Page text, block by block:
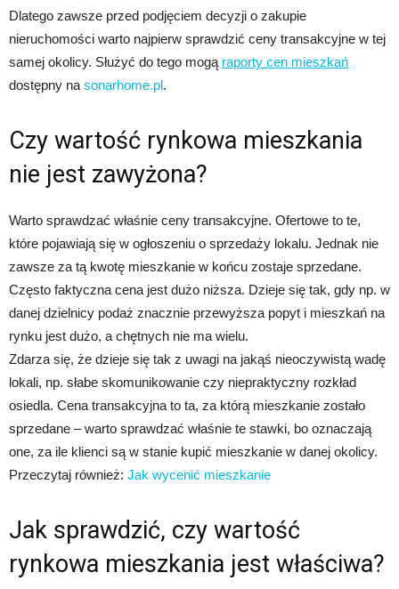
Dlatego zawsze przed podjęciem decyzji o zakupie
nieruchomości warto najpierw sprawdzić ceny transakcyjne w tej
samej okolicy. Służyć do tego mogą raporty cen mieszkań
dostępny na sonarhome.pl.
Czy wartość rynkowa mieszkania
nie jest zawyżona?
Warto sprawdzać właśnie ceny transakcyjne. Ofertowe to te,
które pojawiają się w ogłoszeniu o sprzedaży lokalu. Jednak nie
zawsze za tą kwotę mieszkanie w końcu zostaje sprzedane.
Często faktyczna cena jest dużo niższa. Dzieje się tak, gdy np. w
danej dzielnicy podaż znacznie przewyższa popyt i mieszkań na
rynku jest dużo, a chętnych nie ma wielu.
Zdarza się, że dzieje się tak z uwagi na jakąś nieoczywistą wadę
lokali, np. słabe skomunikowanie czy niepraktyczny rozkład
osiedla. Cena transakcyjna to ta, za którą mieszkanie zostało
sprzedane – warto sprawdzać właśnie te stawki, bo oznaczają
one, za ile klienci są w stanie kupić mieszkanie w danej okolicy.
Przeczytaj również: Jak wycenić mieszkanie
Jak sprawdzić, czy wartość
rynkowa mieszkania jest właściwa?